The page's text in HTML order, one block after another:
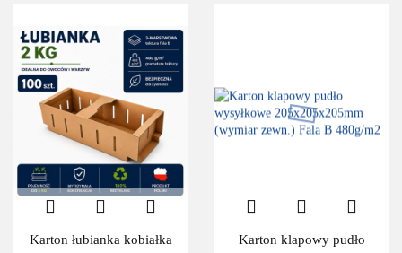
Karton łubianka kobiałka
Karton klapowy pudło